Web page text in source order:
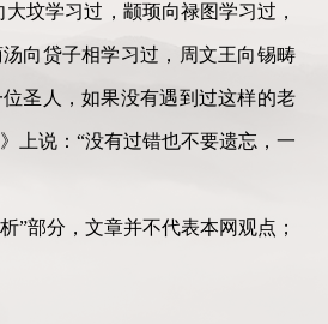
坟学习过，颛顼向禄图学习过，
向贷子相学习过，周文王向锡畴
圣人，如果没有遇到过这样的老
上说：“没有过错也不要遗忘，一
”部分，文章并不代表本网观点；